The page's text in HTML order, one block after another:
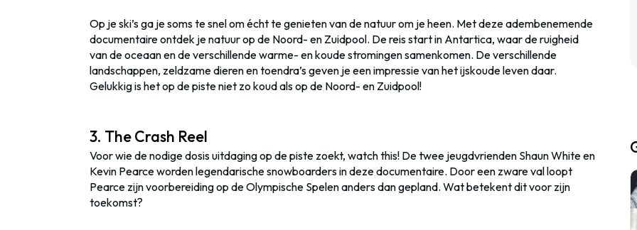
Op je ski’s ga je soms te snel om écht te genieten van de natuur om je heen. Met deze adembenemende
documentaire ontdek je natuur op de Noord- en Zuidpool. De reis start in Antartica, waar de ruigheid
van de oceaan en de verschillende warme- en koude stromingen samenkomen. De verschillende
landschappen, zeldzame dieren en toendra’s geven je een impressie van het ijskoude leven daar.
Gelukkig is het op de piste niet zo koud als op de Noord- en Zuidpool!
3. The Crash Reel
Voor wie de nodige dosis uitdaging op de piste zoekt, watch this! De twee jeugdvrienden Shaun White en
Kevin Pearce worden legendarische snowboarders in deze documentaire. Door een zware val loopt
Pearce zijn voorbereiding op de Olympische Spelen anders dan gepland. Wat betekent dit voor zijn
toekomst?